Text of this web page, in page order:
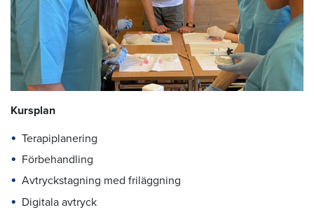
Kursplan
Terapiplanering
Förbehandling
Avtryckstagning med friläggning
Digitala avtryck